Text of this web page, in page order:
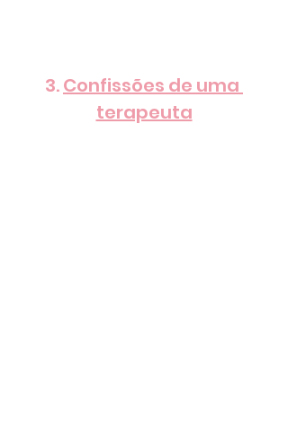
3. Confissões de uma
terapeuta